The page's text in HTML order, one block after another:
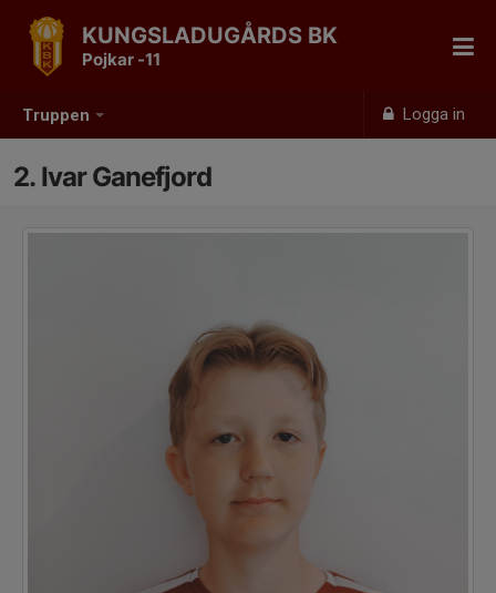
Truppen Logga in
KUNGSLADUGÅRDS BK
Pojkar -11
2. Ivar Ganefjord